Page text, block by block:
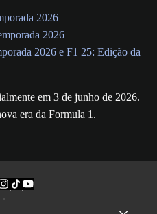
2026
2026
2026 e F1 25: Edição da
em 3 de junho de 2026.
era da Formula 1.